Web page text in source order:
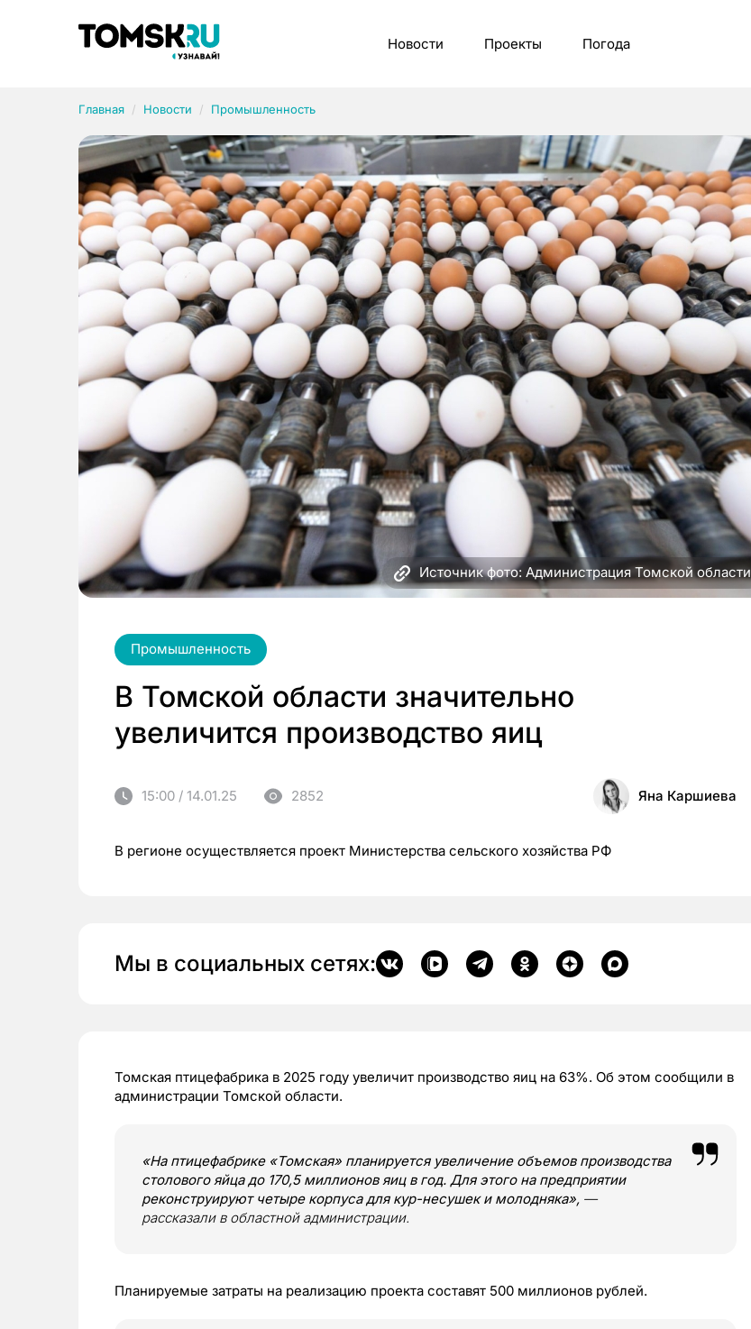
Новости Проекты Погода
Главная Новости Промышленность
Источник фото: Администрация Томской области
Промышленность
В Томской области значительно
увеличится производство яиц
15:00 / 14.01.25 2852 Яна Каршиева
В регионе осуществляется проект Министерства сельского хозяйства РФ
Мы в социальных сетях:
Томская птицефабрика в 2025 году увеличит производство яиц на 63%. Об этом сообщили в
администрации Томской области.
«На птицефабрике «Томская» планируется увеличение объемов производства
столового яйца до 170,5 миллионов яиц в год. Для этого на предприятии
реконструируют четыре корпуса для кур-несушек и молодняка», —
рассказали в областной администрации.
Планируемые затраты на реализацию проекта составят 500 миллионов рублей.
Рубрики